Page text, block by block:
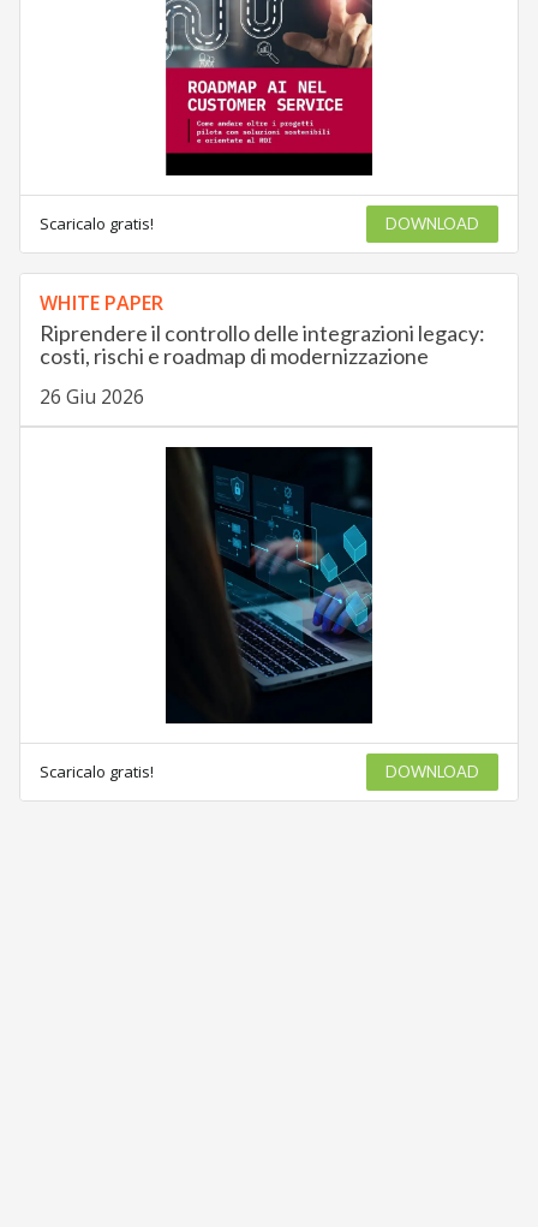
Scaricalo gratis! DOWNLOAD
WHITE PAPER
Riprendere il controllo delle integrazioni legacy:
costi, rischi e roadmap di modernizzazione
26 Giu 2026
Scaricalo gratis! DOWNLOAD